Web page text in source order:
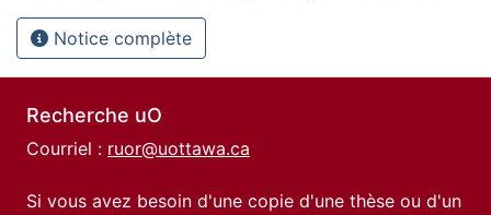
Notice complète
Recherche uO
Courriel : ruor@uottawa.ca
Si vous avez besoin d'une copie d'une thèse ou d'un